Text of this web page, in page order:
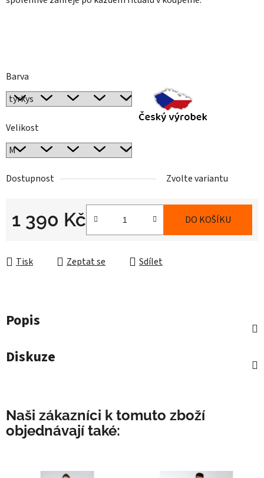
Barva
Velikost
Dostupnost Zvolte variantu
1 390 Kč DO KOŠÍKU
Tisk Zeptat se Sdílet
Popis
Diskuze
Naši zákazníci k tomuto zboží
objednávají také: